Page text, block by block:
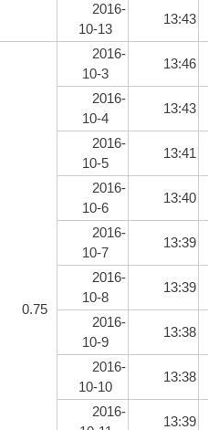
2016-
10-13
13:43
0.75
2016-
10-3
13:46
2016-
10-4
13:43
2016-
10-5
13:41
2016-
10-6
13:40
2016-
10-7
13:39
2016-
10-8
13:39
2016-
10-9
13:38
2016-
10-10
13:38
2016-
13:39